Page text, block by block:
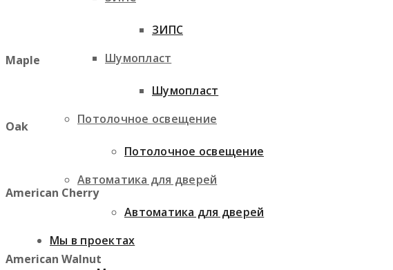
Шумопласт
Потолочное освещение
Автоматика для дверей
Мы в проектах
ЗИПС
Шумопласт
Потолочное освещение
Автоматика для дверей
Maple
Oak
American Cherry
American Walnut